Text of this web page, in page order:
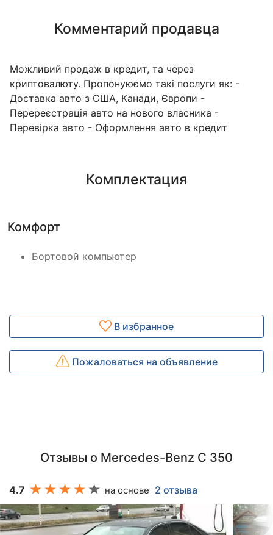
Комментарий продавца
Можливий продаж в кредит, та через
криптовалюту. Пропонуюємо такі послуги як: -
Доставка авто з США, Канади, Європи -
Перереєстрація авто на нового власника -
Перевірка авто - Оформлення авто в кредит
Комплектация
Комфорт
Бортовой компьютер
В избранное
Пожаловаться на объявление
Отзывы о Mercedes-Benz C 350
4.7 на основе 2 отзыва